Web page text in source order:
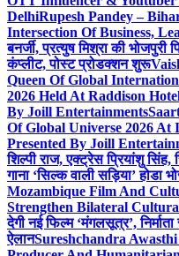
DelhiRupesh Pandey –
Intersection Of Business,
बनर्जी, प्रत्युष मिश्रा की भोजपुरी
कंप्लीट, पोस्ट प्रोडक्शन शुरू
Queen Of Global
2026 Held At Raddison
By Joill Entertainments
Of Global Universe 2026
Presented By Joill
शिल्पी राज, एक्ट्रेस प्रियांशु सिंह,
गाना ‘सिल्क वाली सड़िया’ होडा
Mozambique Film And
Strengthen Bilateral
देगी नई फिल्म ‘मंगलसूत्र’,
ऐलानSureshchandra